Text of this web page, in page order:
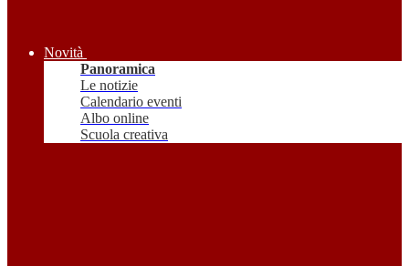
Novità
Panoramica
Le notizie
Calendario eventi
Albo online
Scuola creativa